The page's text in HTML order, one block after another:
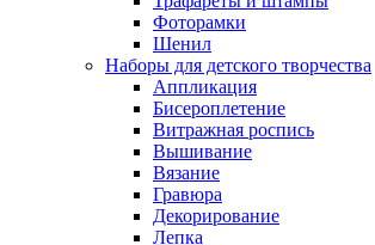
Фоторамки
Шенил
Наборы для детского творчества
Аппликация
Бисероплетение
Витражная роспись
Вышивание
Вязание
Гравюра
Декорирование
Лепка